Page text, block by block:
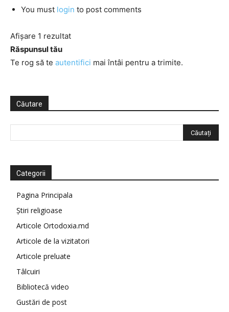
You must login to post comments
Afișare 1 rezultat
Răspunsul tău
Te rog să te autentifici mai întâi pentru a trimite.
Căutare
Categorii
Pagina Principala
Știri religioase
Articole Ortodoxia.md
Articole de la vizitatori
Articole preluate
Tâlcuiri
Bibliotecă video
Gustări de post